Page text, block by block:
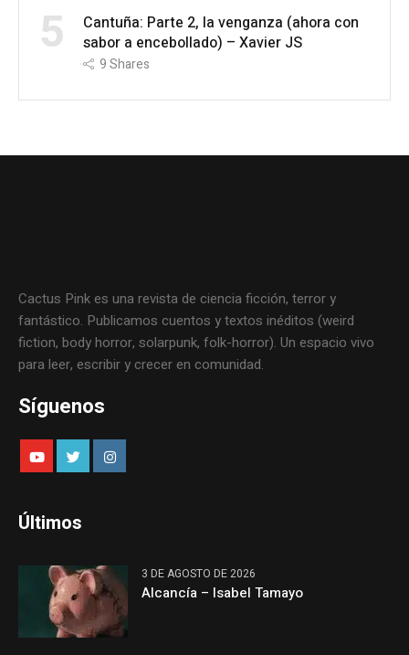
5
Cantuña: Parte 2, la venganza (ahora con
sabor a encebollado) – Xavier JS
9Shares
Cactus Pink es una revista de ciencia ficción, terror y
fantástico. Publicamos cuentos y textos inéditos (weird
fiction, body horror, solarpunk, folk-horror). Un espacio vivo
para leer, escribir y crecer en comunidad.
Síguenos
Últimos
3 DE AGOSTO DE 2026
Alcancía – Isabel Tamayo